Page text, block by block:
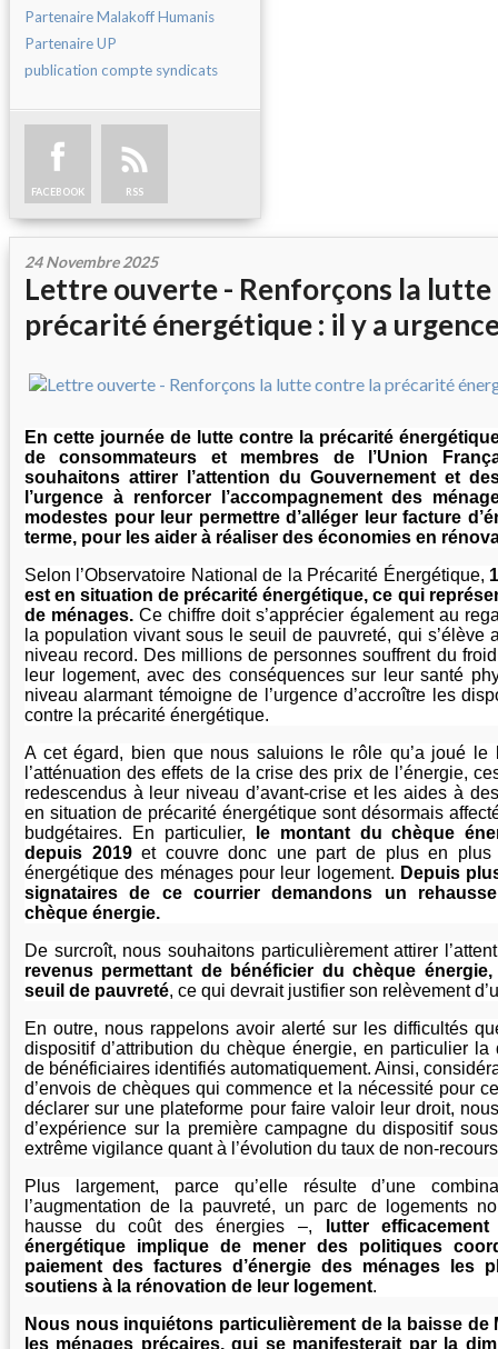
Partenaire Malakoff Humanis
Partenaire UP
publication compte syndicats
FACEBOOK RSS
24 Novembre 2025
Lettre ouverte - Renforçons la
précarité énergétique : il y a
En cette journée de lutte contre la précarité
de consommateurs et membres de l’Union
souhaitons attirer l’attention du Gouvernement et
l’urgence à renforcer l’accompagnement des
modestes pour leur permettre d’alléger leur facture
terme, pour les aider à réaliser des économies en
Selon l’Observatoire National de la Précarité Énergétique,
est en situation de précarité énergétique, ce qui
de ménages.Ce chiffre doit s’apprécier également au
la population vivant sous le seuil de pauvreté, qui s’élève
niveau record. Des millions de personnes souffrent du
leur logement, avec des conséquences sur leur santé
niveau alarmant témoigne de l’urgence d’accroître les
contre la précarité énergétique.
A cet égard, bien que nous saluions le rôle qu’a joué le
l’atténuation des effets de la crise des prix de l’énergie,
redescendus à leur niveau d’avant-crise et les aides à
en situation de précarité énergétique sont désormais
budgétaires. En particulier,
le montant du chèque
depuis 2019et couvre donc une part de plus en plus
énergétique des ménages pour leur logement. Depuis
signataires de ce courrier demandons un
chèque énergie.
De surcroît, nous souhaitons particulièrement attirer
revenus permettant de bénéficier du chèque
seuil de pauvreté, ce qui devrait justifier son relèvement
En outre, nous rappelons avoir alerté sur les difficultés
dispositif d’attribution du chèque énergie, en particulier
de bénéficiaires identifiés automatiquement. Ainsi,
d’envois de chèques qui commence et la nécessité pour
déclarer sur une plateforme pour faire valoir leur droit,
d’expérience sur la première campagne du dispositif
extrême vigilance quant à l’évolution du taux de non-
Plus largement, parce qu’elle résulte d’une
l’augmentation de la pauvreté, un parc de logements
hausse du coût des énergies –,
lutter
énergétique implique de mener des politiques
paiement des factures d’énergie des ménages les
soutiens à la rénovation de leur logement.
Nous nous inquiétons particulièrement de la baisse de
les ménages précaires, qui se manifesterait par la